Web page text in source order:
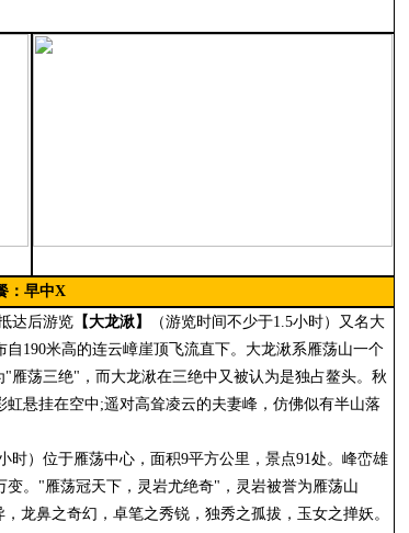
：早中X
达后游览 【大龙湫】 （游览时间不少于1.5小时）
又名大
自 190米高的连云嶂崖顶飞流直下。大龙湫系雁荡山一个
雁荡三绝"，而大龙湫在三绝中又被认为是独占鳌头。秋
悬挂在空中;遥对高耸凌云的夫妻峰，仿佛似有半山落
时）位于雁荡中心，面积9平方公里，景点91处。峰峦雄
。"雁荡冠天下，灵岩尤绝奇"，灵岩被誉为雁荡山
龙鼻之奇幻，卓笔之秀锐，独秀之孤拔，玉女之掸妖。